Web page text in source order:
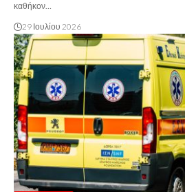
καθήκον…
29 Ιουλίου 2026